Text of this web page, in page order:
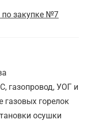
по закупке №7
газопровод, УОГ и
газовых горелок
осушки